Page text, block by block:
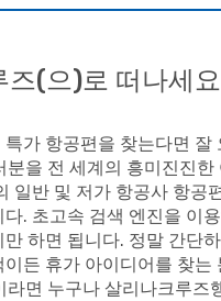
즈(으)로 떠나세요
가 항공편을 찾는다면 잘
분을 전 세계의 흥미진진한
일반 및 저가 항공사 항공
. 초고속 검색 엔진을 이
하면 됩니다. 정말 간단
든 휴가 아이디어를 찾는
라면 누구나 살리나크루즈